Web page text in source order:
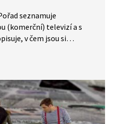
seznamuje
(komerční) televizí a s
v čem jsou si